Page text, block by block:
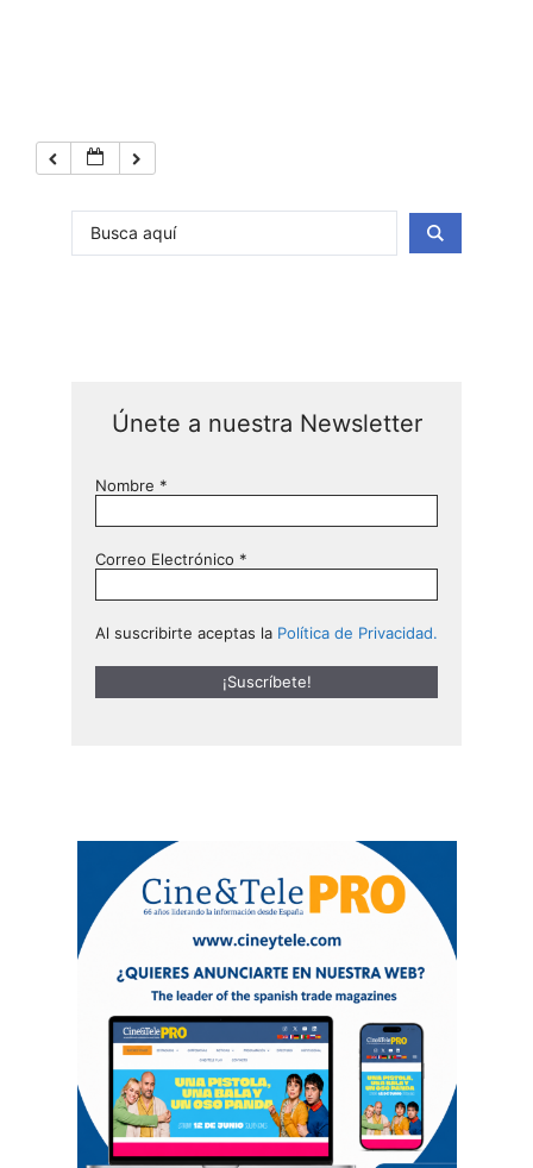
Únete a nuestra Newsletter
Nombre *
Correo Electrónico *
Al suscribirte aceptas la Política de Privacidad.